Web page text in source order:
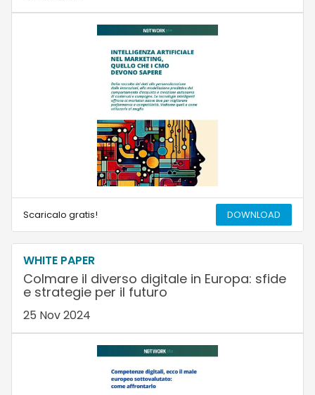
Scaricalo gratis! DOWNLOAD
WHITE PAPER
Colmare il diverso digitale in Europa: sfide
e strategie per il futuro
25 Nov 2024